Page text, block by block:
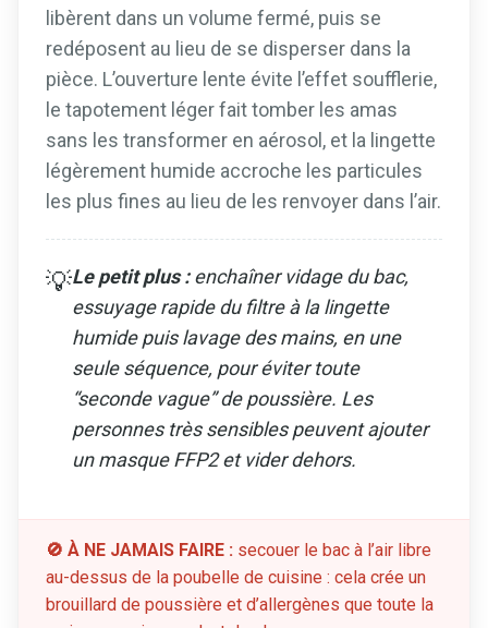
libèrent dans un volume fermé, puis se
redéposent au lieu de se disperser dans la
pièce. L’ouverture lente évite l’effet soufflerie,
le tapotement léger fait tomber les amas
sans les transformer en aérosol, et la lingette
légèrement humide accroche les particules
les plus fines au lieu de les renvoyer dans l’air.
💡Le petit plus :enchaîner vidage du bac,
essuyage rapide du filtre à la lingette
humide puis lavage des mains, en une
seule séquence, pour éviter toute
“seconde vague” de poussière. Les
personnes très sensibles peuvent ajouter
un masque FFP2 et vider dehors.
🚫 À NE JAMAIS FAIRE : secouer le bac à l’air libre
au-dessus de la poubelle de cuisine : cela crée un
brouillard de poussière et d’allergènes que toute la